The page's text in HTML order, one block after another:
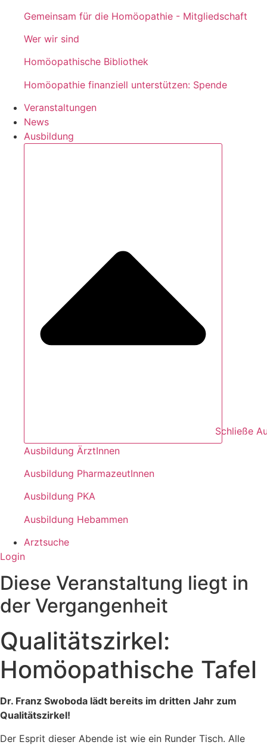
Gemeinsam für die Homöopathie - Mitgliedschaft
Wer wir sind
Homöopathische Bibliothek
Homöopathie finanziell unterstützen: Spende
Veranstaltungen
News
Ausbildung
Schließe
Ausbildung ÄrztInnen
Ausbildung PharmazeutInnen
Ausbildung PKA
Ausbildung Hebammen
Arztsuche
Login
Diese Veranstaltung liegt in
der Vergangenheit
Qualitätszirkel:
Homöopathische Tafel
Dr. Franz Swoboda lädt bereits im dritten Jahr zum
Qualitätszirkel!
Der Esprit dieser Abende ist wie ein Runder Tisch. Alle